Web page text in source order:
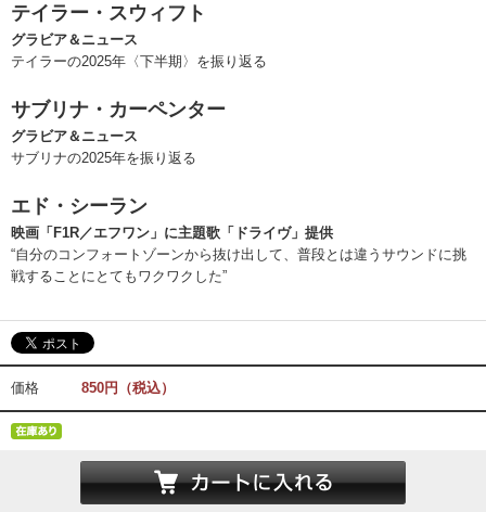
テイラー・スウィフト
グラビア＆ニュース
テイラーの2025年〈下半期〉を振り返る
サブリナ・カーペンター
グラビア＆ニュース
サブリナの2025年を振り返る
エド・シーラン
映画「F1R／エフワン」に主題歌「ドライヴ」提供
“自分のコンフォートゾーンから抜け出して、普段とは違うサウンドに挑
戦することにとてもワクワクした”
価格 850円（税込）